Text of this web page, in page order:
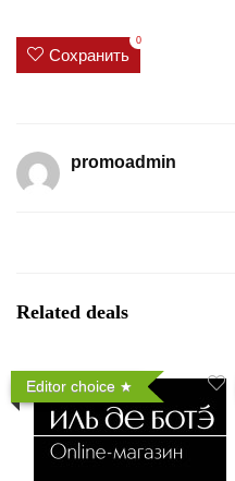
Сохранить
0
promoadmin
Related deals
Editor choice